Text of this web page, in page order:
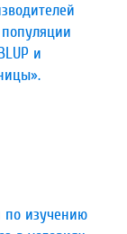
и
по изучению